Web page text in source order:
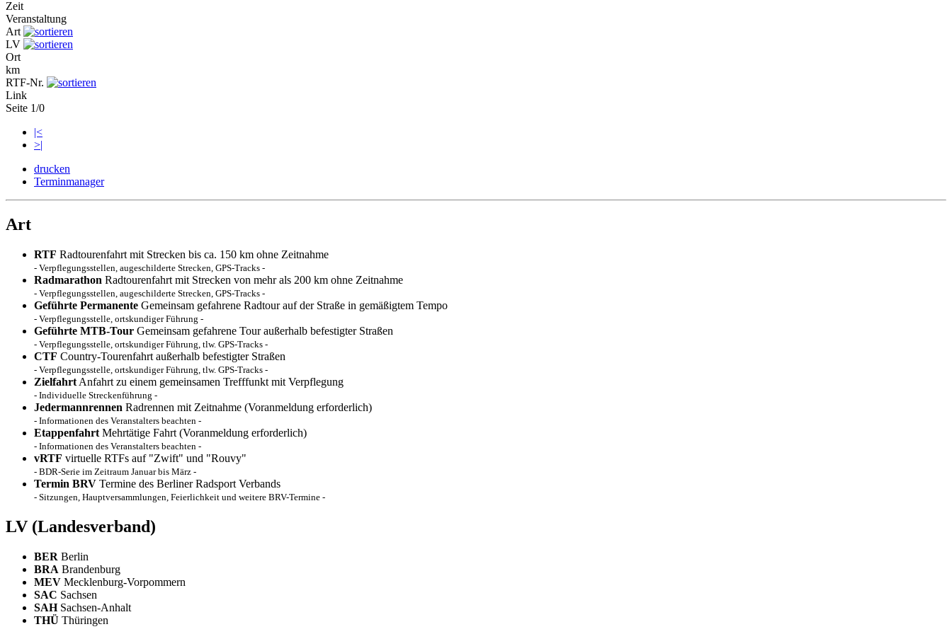
Zeit
Veranstaltung
Art
LV
Ort
km
RTF-Nr.
Link
Seite 1/0
|<
>|
drucken
Terminmanager
Art
RTF Radtourenfahrt mit Strecken bis ca. 150 km ohne Zeitnahme
- Verpflegungsstellen, augeschilderte Strecken, GPS-Tracks -
Radmarathon Radtourenfahrt mit Strecken von mehr als 200 km ohne Zeitnahme
- Verpflegungsstellen, augeschilderte Strecken, GPS-Tracks -
Geführte Permanente Gemeinsam gefahrene Radtour auf der Straße in gemäßigtem Tempo
- Verpflegungsstelle, ortskundiger Führung -
Geführte MTB-Tour Gemeinsam gefahrene Tour außerhalb befestigter Straßen
- Verpflegungsstelle, ortskundiger Führung, tlw. GPS-Tracks -
CTF Country-Tourenfahrt außerhalb befestigter Straßen
- Verpflegungsstelle, ortskundiger Führung, tlw. GPS-Tracks -
Zielfahrt Anfahrt zu einem gemeinsamen Trefffunkt mit Verpflegung
- Individuelle Streckenführung -
Jedermannrennen Radrennen mit Zeitnahme (Voranmeldung erforderlich)
- Informationen des Veranstalters beachten -
Etappenfahrt Mehrtätige Fahrt (Voranmeldung erforderlich)
- Informationen des Veranstalters beachten -
vRTF virtuelle RTFs auf "Zwift" und "Rouvy"
- BDR-Serie im Zeitraum Januar bis März -
Termin BRV Termine des Berliner Radsport Verbands
- Sitzungen, Hauptversammlungen, Feierlichkeit und weitere BRV-Termine -
LV (Landesverband)
BER Berlin
BRA Brandenburg
MEV Mecklenburg-Vorpommern
SAC Sachsen
SAHSachsen-Anhalt
THÜ Thüringen